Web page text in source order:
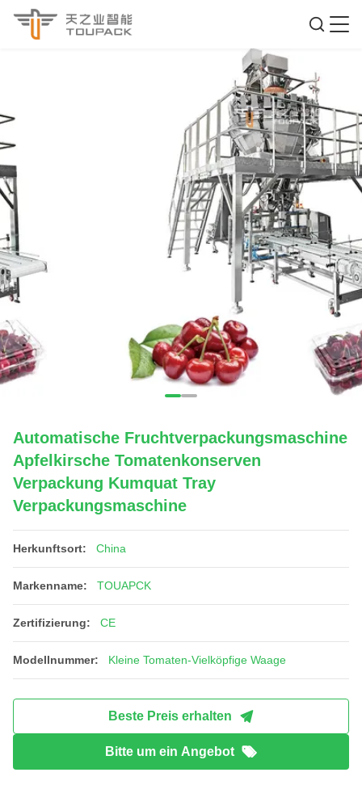
Automatische Fruchtverpackungsmaschine
Apfelkirsche Tomatenkonserven
Verpackung Kumquat Tray
Verpackungsmaschine
Herkunftsort: China
Markenname: TOUAPCK
Zertifizierung: CE
Modellnummer: Kleine Tomaten-Vielköpfige Waage
Beste Preis erhalten
Bitte um ein Angebot